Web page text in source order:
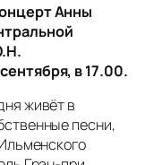
Анны
в 17.00.
живёт в
песни,